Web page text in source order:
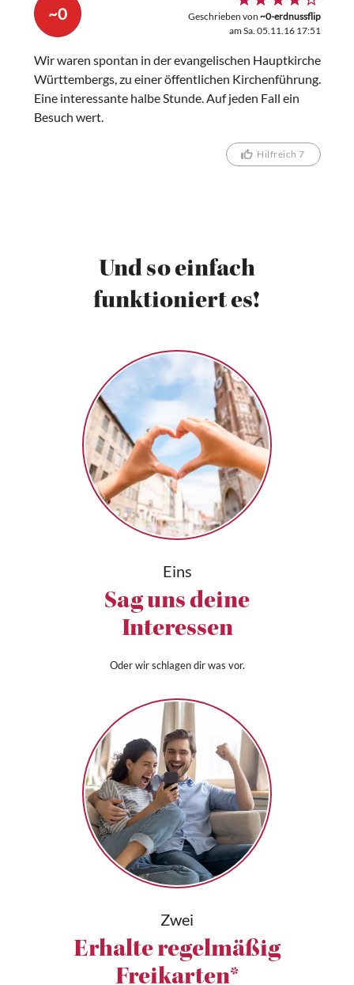
~0 Geschrieben von ~0-erdnussflip
am Sa. 05.11.16 17:51
Wir waren spontan in der evangelischen Hauptkirche
Württembergs, zu einer öffentlichen Kirchenführung.
Eine interessante halbe Stunde. Auf jeden Fall ein
Besuch wert.
Hilfreich 7
Und so einfach
funktioniert es!
Eins
Sag uns deine
Interessen
Oder wir schlagen dir was vor.
Zwei
Erhalte regelmäßig
Freikarten*